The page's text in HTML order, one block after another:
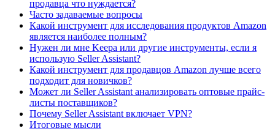
продавца что нуждается?
Часто задаваемые вопросы
Какой инструмент для исследования продуктов Amazon
является наиболее полным?
Нужен ли мне Keepa или другие инструменты, если я
использую Seller Assistant?
Какой инструмент для продавцов Amazon лучше всего
подходит для новичков?
Может ли Seller Assistant анализировать оптовые прайс-
листы поставщиков?
Почему Seller Assistant включает VPN?
Итоговые мысли